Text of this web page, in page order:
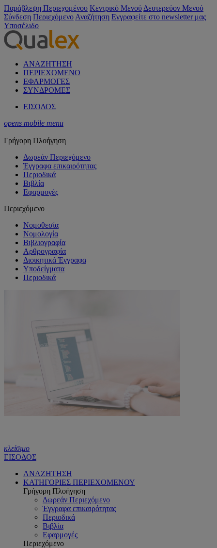
Παράβλεψη Περιεχομένου Κεντρικό Μενού Δευτερεύον Μενού
Σύνδεση Περιεχόμενο Αναζήτηση Εγγραφείτε στο newsletter μας
Υποσέλιδο
ΑΝΑΖΗΤΗΣΗ
ΠΕΡΙΕΧΟΜΕΝΟ
ΕΦΑΡΜΟΓΕΣ
ΣΥΝΔΡΟΜΕΣ
ΕΙΣΟΔΟΣ
opens mobile menu
Γρήγορη Πλοήγηση
Δωρεάν Περιεχόμενο
Έγγραφα επικαιρότητας
Περιοδικά
Βιβλία
Εφαρμογές
Περιεχόμενο
Νομοθεσία
Νομολογία
Βιβλιογραφία
Αρθρογραφία
Διοικητικά Έγγραφα
Υποδείγματα
Περιοδικά
κλείσιμο
ΕΙΣΟΔΟΣ
ΑΝΑΖΗΤΗΣΗ
ΚΑΤΗΓΟΡΙΕΣ ΠΕΡΙΕΧΟΜΕΝΟΥ
Γρήγορη Πλοήγηση
Δωρεάν Περιεχόμενο
Έγγραφα επικαιρότητας
Περιοδικά
Βιβλία
Εφαρμογές
Περιεχόμενο